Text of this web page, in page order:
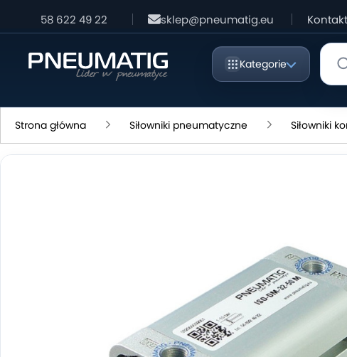
58 622 49 22 sklep@pneumatig.eu Kontakt
Kategorie
Strona główna Siłowniki pneumatyczne Siłowniki